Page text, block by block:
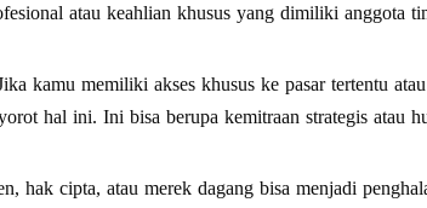
atau keahlian khusus yang dimiliki anggota
kamu memiliki akses khusus ke pasar tertentu
hal ini. Ini bisa berupa kemitraan strategis atau
hak cipta, atau merek dagang bisa menjadi